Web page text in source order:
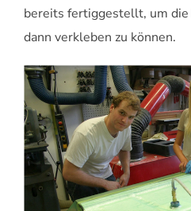
bereits fertiggestellt, um
dann verkleben zu können.